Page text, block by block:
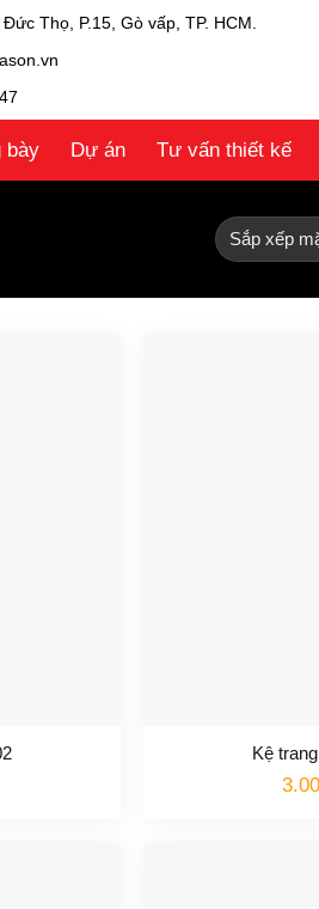
Thọ, P.15, Gò vấp, TP. HCM.
bày Dự án Tư vấn thiết kế
Kệ